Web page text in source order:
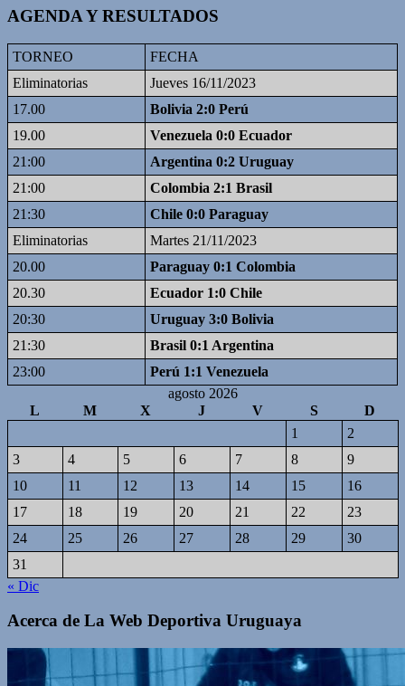
AGENDA Y RESULTADOS
TORNEO
FECHA
Eliminatorias
Jueves 16/11/2023
17.00
Bolivia 2:0 Perú
19.00
Venezuela 0:0 Ecuador
21:00
Argentina 0:2 Uruguay
21:00
Colombia 2:1 Brasil
21:30
Chile 0:0 Paraguay
Eliminatorias
Martes 21/11/2023
20.00
Paraguay 0:1 Colombia
20.30
Ecuador 1:0 Chile
20:30
Uruguay 3:0 Bolivia
21:30
Brasil 0:1 Argentina
23:00
Perú 1:1 Venezuela
agosto 2026
L
M X J V S
D
1
2
3
4 5 6 7 8
9
10
11 12 13 14 15
16
17
18 19 20 21 22
23
24
25 26 27 28 29
30
31
« Dic
Acerca de La Web Deportiva Uruguaya